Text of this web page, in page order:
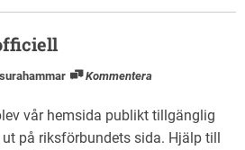
Kommentera
vår hemsida publikt tillgänglig
på riksförbundets sida. Hjälp till